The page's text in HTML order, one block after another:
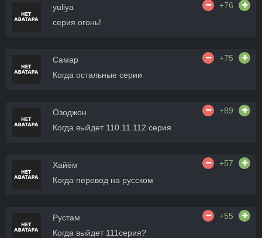
yuliya
+76
серия огонь!
Самар
+75
Когда остальные серии
Озоджон
+89
Когда выйдет 110.11.112 серия
Хайём
+57
Когда перевод на русском
Рустам
+55
Когда выйдет 111серия?